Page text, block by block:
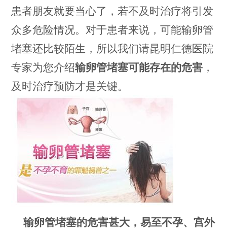
患者朋友就要当心了，若不及时治疗将引发
众多危险情况。对于患者来说，可能输卵管
堵塞还比较陌生，所以我们请昆明仁德医院
专家为您介绍输卵管堵塞可能存在的危害 ，
及时治疗预防才是关键。
输卵管堵塞的危害甚大，易至不孕、宫外